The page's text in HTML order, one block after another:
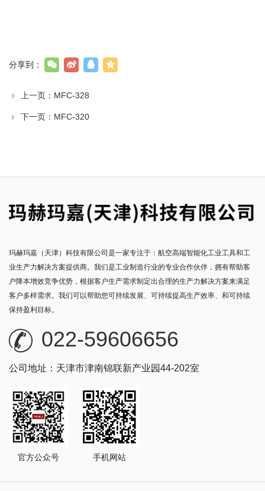
上一页： MFC-328
下一页： MFC-320
分享到：
玛赫玛嘉（天津）科技有限公司是一家专注于：航空高端智能化工业工具和工
业生产力解决方案提供商。我们是工业制造行业的专业合作伙伴，拥有帮助客
户降本增效竞争优势，根据客户生产需求制定出合理的生产力解决方案来满足
客户多样需求。我们可以帮助您可持续发展、可持续提高生产效率、和可持续
保持盈利目标。
022-59606656
公司地址：天津市津南锦联新产业园44-202室
官方公众号 手机网站